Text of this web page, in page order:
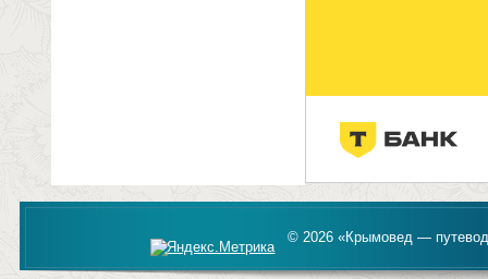
© 2026 «Крымовед —